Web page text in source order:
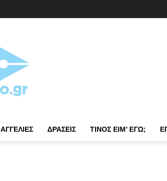
ΑΓΓΕΛΊΕΣ ΔΡΆΣΕΙΣ ΤΊΝΟΣ ΕΊΜ’ ΕΓΏ;